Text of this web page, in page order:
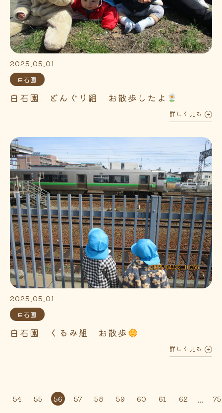
2025.05.01
白石園
白石園 どんぐり組 お散歩したよ
詳しく見る
2025.05.01
白石園
白石園 くるみ組 お散歩
詳しく見る
54 55 56 57 58 59 60 61 62 ... 75